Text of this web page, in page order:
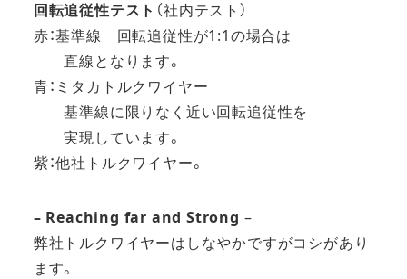
回転追従性テスト （社内テスト）
赤：基準線 回転追従性が1:1の場合は
直線となります。
青：ミタカトルクワイヤー
基準線に限りなく近い回転追従性を
実現しています。
紫：他社トルクワイヤー。
– Reaching far and Strong –
弊社トルクワイヤーはしなやかですがコシがあり
ます。